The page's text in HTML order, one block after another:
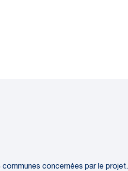
concernées par le projet.